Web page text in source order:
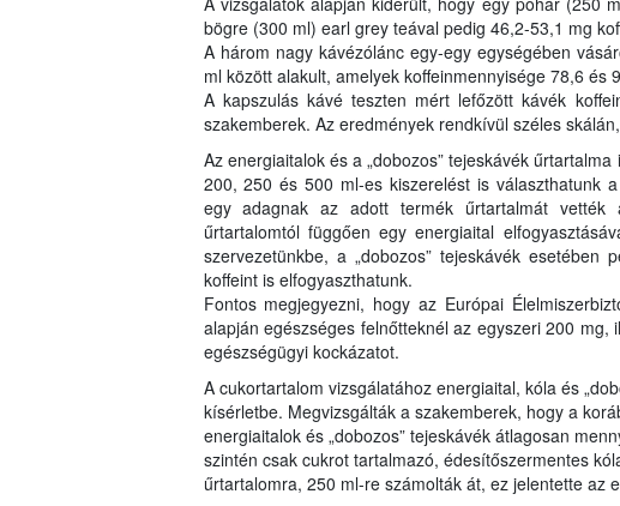
bögre (300 ml) earl grey teával pedig 46,2-53,1 mg
A három nagy kávézólánc egy-egy egységében
ml között alakult, amelyek koffeinmennyisége 78,6 és
A kapszulás kávé teszten mért lefőzött kávék
szakemberek. Az eredmények rendkívül széles
Az energiaitalok és a „dobozos” tejeskávék
200, 250 és 500 ml-es kiszerelést is választhatunk
egy adagnak az adott termék űrtartalmát vették
űrtartalomtól függően egy energiaital
szervezetünkbe, a „dobozos” tejeskávék
koffeint is elfogyaszthatunk.
Fontos megjegyezni, hogy az Európai
alapján egészséges felnőtteknél az egyszeri 200
egészségügyi kockázatot.
A cukortartalom vizsgálatához energiaital, kóla és
kísérletbe. Megvizsgálták a szakemberek, hogy a
energiaitalok és „dobozos” tejeskávék átlagosan
szintén csak cukrot tartalmazó, édesítőszermentes
űrtartalomra, 250 ml-re számolták át, ez jelentette az